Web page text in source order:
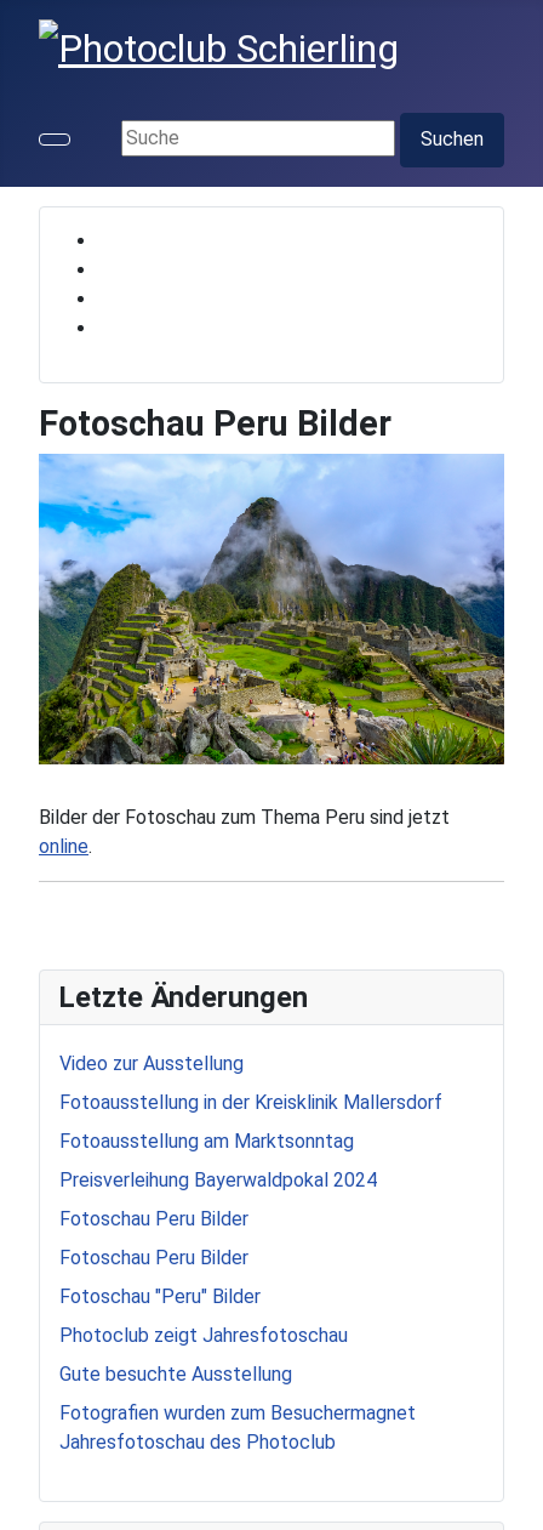
Suchen ...
Suchen
Fotoschau Peru Bilder
Bilder der Fotoschau zum Thema Peru sind jetzt
online.
Letzte Änderungen
Video zur Ausstellung
Fotoausstellung in der Kreisklinik Mallersdorf
Fotoausstellung am Marktsonntag
Preisverleihung Bayerwaldpokal 2024
Fotoschau Peru Bilder
Fotoschau Peru Bilder
Fotoschau "Peru" Bilder
Photoclub zeigt Jahresfotoschau
Gute besuchte Ausstellung
Fotografien wurden zum Besuchermagnet
Jahresfotoschau des Photoclub